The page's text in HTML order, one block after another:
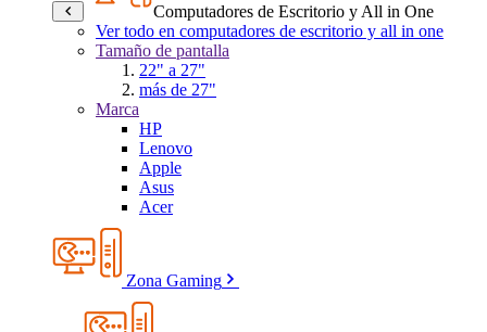
Computadores de Escritorio y All in One
Ver todo en computadores de escritorio y all in one
Tamaño de pantalla
22" a 27"
más de 27"
Marca
HP
Lenovo
Apple
Asus
Acer
Zona Gaming